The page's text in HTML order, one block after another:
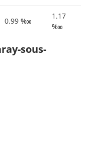
0.99 ‱
1.17
‱
sous-